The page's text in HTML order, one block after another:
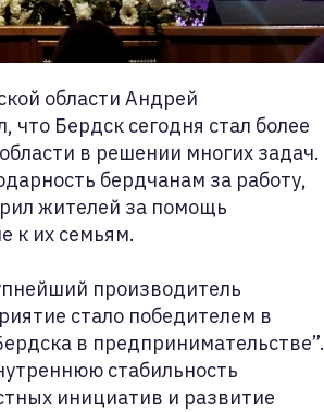
области Андрей
Бердск сегодня стал более
в решении многих задач.
бердчанам за работу,
жителей за помощь
к их семьям.
производитель
стало победителем в
в предпринимательстве”.
стабильность
инициатив и развитие